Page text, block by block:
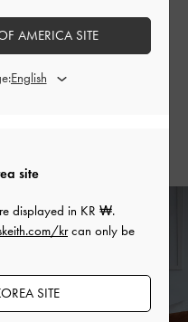
기
site
displayed in KR ₩.
krcan only be
SITE
AMERICA SITE